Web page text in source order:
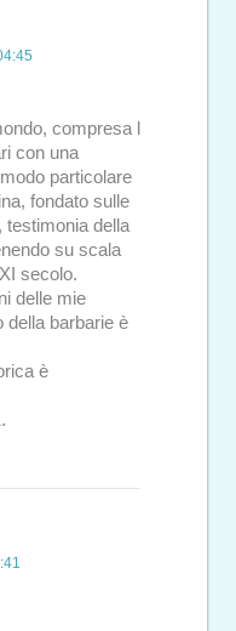
compresa l
con una
particolare
fondato sulle
testimonia della
su scala
secolo.
delle mie
della barbarie è
è